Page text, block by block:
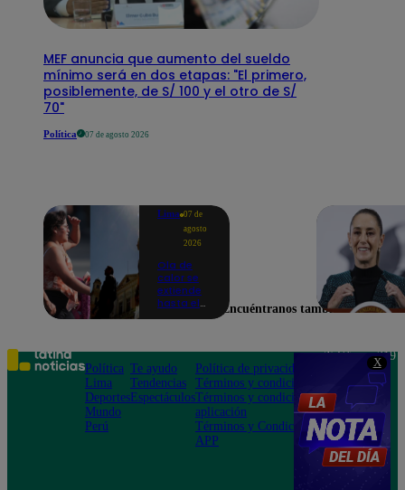
X
MEF anuncia que aumento del sueldo
mínimo será en dos etapas: "El primero,
posiblemente, de S/ 100 y el otro de S/
70"
Política 07 de agosto 2026
Lima 07 de
agosto
2026
Ola de
calor se
extiende
hasta el
Lima y
otras 16
regiones
Encuéntranos también en
Política
Lima
Deportes
Mundo
Perú
Te ayudo
Tendencias
Espectáculos
Política de privacidad
Términos y condiciones
Términos y condiciones
aplicación
Términos y Condiciones
APP
Teléfono: 219
Av. San
Felipe 968
Jesús María